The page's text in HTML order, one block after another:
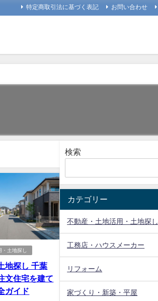
特定商取引法に基づく表記 お問い合わせ
土地探し
地探し 千葉
文住宅を建て
ガイド
検索
カテゴリー
不動産・土地活用・土地探し
工務店・ハウスメーカー
リフォーム
家づくり・新築・平屋